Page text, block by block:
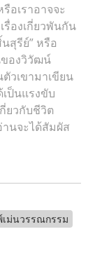
อเราอาจจะ
รื่องเกี่ยวพันกัน
สุรีย์” หรือ
ของวิวัฒน์
วเขามาเขียน
ป็นแรงขับ
ยวกับชีวิต
นจะได้สัมผัส
ม่นวรรณกรรม